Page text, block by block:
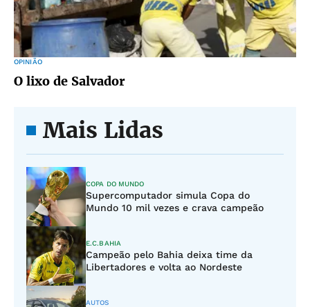
OPINIÃO
O lixo de Salvador
Mais Lidas
COPA DO MUNDO
Supercomputador simula Copa do
Mundo 10 mil vezes e crava campeão
E.C.BAHIA
Campeão pelo Bahia deixa time da
Libertadores e volta ao Nordeste
AUTOS